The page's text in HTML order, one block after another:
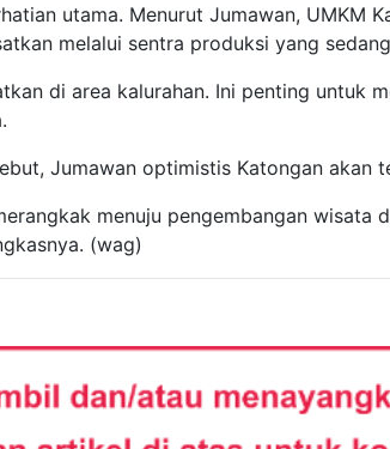
utama. Menurut Jumawan, UMKM
melalui sentra produksi yang
di area kalurahan. Ini penting untuk
Jumawan optimistis Katongan akan
menuju pengembangan wisata
(wag)